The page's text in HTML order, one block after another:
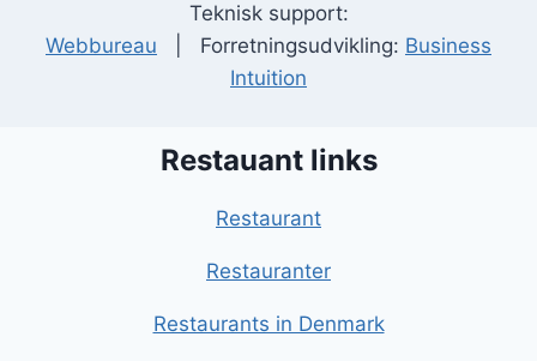
Teknisk support:
Webbureau | Forretningsudvikling: Business
Intuition
Restauant links
Restaurant
Restauranter
Restaurants in Denmark